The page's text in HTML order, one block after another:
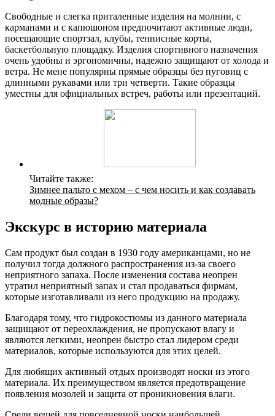
Свободные и слегка приталенные изделия на молнии, с
карманами и с капюшоном предпочитают активные люди,
посещающие спортзал, клубы, теннисные корты,
баскетбольную площадку. Изделия спортивного назначения
очень удобны и эргономичны, надежно защищают от холода и
ветра. Не мене популярны прямые образцы без пуговиц с
длинными рукавами или три четверти. Такие образцы
уместны для официальных встреч, работы или презентаций.
Читайте также:
Зимнее пальто с мехом – с чем носить и как создавать
модные образы?
Экскурс в историю материала
Сам продукт был создан в 1930 году американцами, но не
получил тогда должного распространения из-за своего
неприятного запаха. После изменения состава неопрен
утратил неприятный запах и стал продаваться фирмам,
которые изготавливали из него продукцию на продажу.
Благодаря тому, что гидрокостюмы из данного материала
защищают от переохлаждения, не пропускают влагу и
являются легкими, неопрен быстро стал лидером среди
материалов, которые используются для этих целей.
Для любящих активный отдых производят носки из этого
материала. Их преимуществом является предотвращение
появления мозолей и защита от проникновения влаги.